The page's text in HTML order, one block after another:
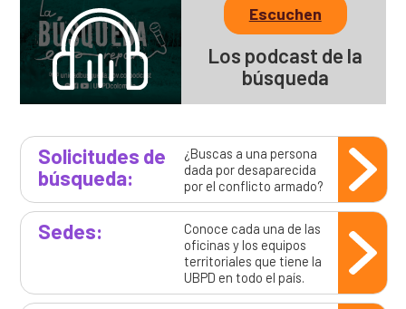
Escuchen
Los podcast de la
búsqueda
Solicitudes de
búsqueda:
¿Buscas a una persona
dada por desaparecida
por el conflicto armado?
Sedes:
Conoce cada una de las
oficinas y los equipos
territoriales que tiene la
UBPD en todo el país.